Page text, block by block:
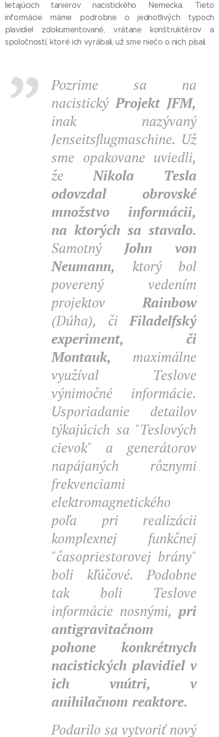
lietajúcich tanierov nacistického Nemecka. Tieto
informácie máme podrobne o jednotlivých typoch
plavidiel zdokumentované, vrátane konštruktérov a
spoločností, ktoré ich vyrábali, už sme niečo o nich písali.
Pozrime sa na
nacistickýProjekt JFM,
inak nazývaný
Jenseitsflugmaschine. Už
sme opakovane uviedli,
žeNikola Tesla
odovzdal obrovské
množstvo informácii,
na ktorých sa stavalo.
Samotný John von
Neumann, ktorý bol
poverený vedením
projektovRainbow
(Dúha), čiFiladelfský
experiment, či
Montauk, maximálne
využíval Teslove
výnimočné informácie.
Usporiadanie detailov
týkajúcich sa "Teslových
cievok" a generátorov
napájaných rôznymi
frekvenciami
elektromagnetického
poľa pri realizácii
komplexnej funkčnej
"časopriestorovej brány"
boli kľúčové. Podobne
tak boli Teslove
informácie nosnými, pri
antigravitačnom
pohone konkrétnych
nacistických plavidiel v
ich vnútri, v
anihilačnom reaktore.
Podarilo sa vytvoriť nový